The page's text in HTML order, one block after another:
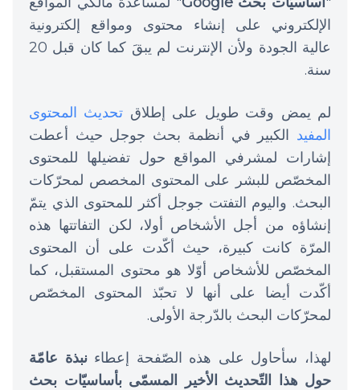
الإلكتروني على إنشاء محتوى ومواقع إلكترونية
عالية الجودة ولأن الإنترنت لم يبقَ كما كان قبل 20
سنة.
لم يمض وقت طويل على إطلاق تحديث المحتوى
المفيد الكبير في أنظمة بحث جوجل حيث أعطت
إشارات لمشرفي المواقع حول تفضيلها للمحتوى
المخصّص للبشر على المحتوى المخصص لمحرّكات
البحث. واليوم التفتت جوجل أكثر للمحتوى الذي يتمّ
إنشاؤه من أجل الأشخاص أولا، لكن التفاتتها هذه
المرّة كانت كبيرة، حيث أكّدت على أن المحتوى
المخصّص للأشخاص أوّلا هو محتوى المستقبل، كما
أكّدت أيضا على أنها لا تحبّذ المحتوى المخصّص
لمحرّكات البحث بالدّرجة الأولى.
لهذا، سأحاول على هذه الصّفحة إعطاءنبذة عامّة
حول هذا التّحديث الأخير المسمّى بأساسيّات بحث